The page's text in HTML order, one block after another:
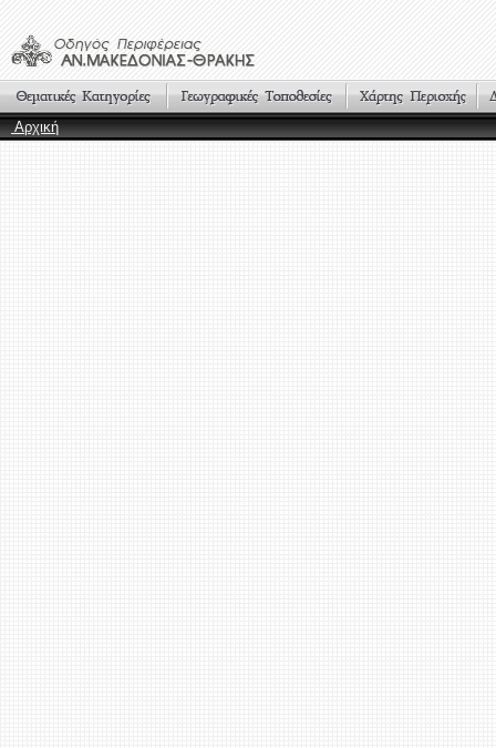
Αρχική